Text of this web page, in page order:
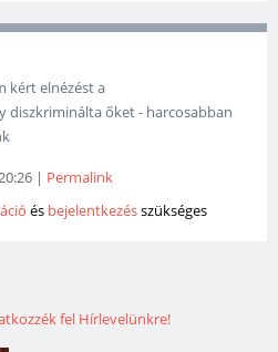
kért elnézést a
diszkriminálta őket - harcosabban
| Permalink
és bejelentkezésszükséges
fel Hírlevelünkre!